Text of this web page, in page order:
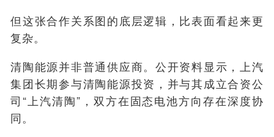
但这张合作关系图的底层逻辑，比表面看起来更
复杂。
清陶能源并非普通供应商。公开资料显示，上汽
集团长期参与清陶能源投资，并与其成立合资公
司“上汽清陶”，双方在固态电池方向存在深度协
同。